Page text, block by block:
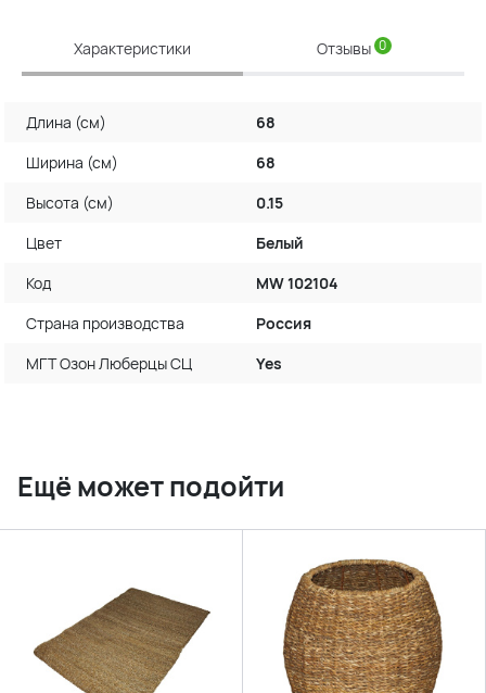
Характеристики Отзывы 0
Длина (см)
68
Ширина (см)
68
Высота (см)
0.15
Цвет
Белый
Код
MW 102104
Страна производства
Россия
МГТ Озон Люберцы СЦ
Yes
Ещё может подойти